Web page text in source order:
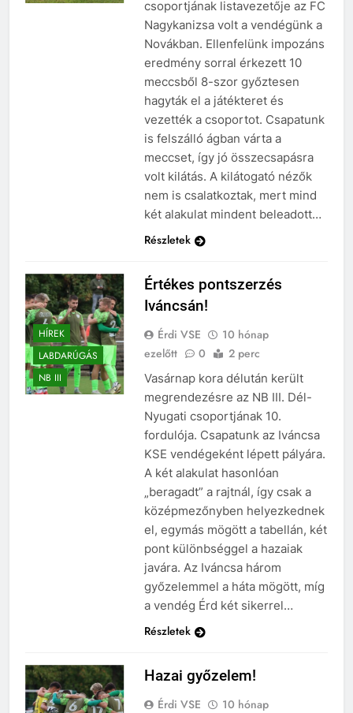
csoportjának listavezetője az FC
Nagykanizsa volt a vendégünk a
Novákban. Ellenfelünk impozáns
eredmény sorral érkezett 10
meccsből 8-szor győztesen
hagyták el a játékteret és
vezették a csoportot. Csapatunk
is felszálló ágban várta a
meccset, így jó összecsapásra
volt kilátás. A kilátogató nézők
nem is csalatkoztak, mert mind
két alakulat mindent beleadott…
Részletek
HÍREK
LABDARÚGÁS
NB III
Értékes pontszerzés
Iváncsán!
Érdi VSE
10 hónap
ezelőtt
0 2 perc
Vasárnap kora délután került
megrendezésre az NB III. Dél-
Nyugati csoportjának 10.
fordulója. Csapatunk az Iváncsa
KSE vendégeként lépett pályára.
A két alakulat hasonlóan
„beragadt” a rajtnál, így csak a
középmezőnyben helyezkednek
el, egymás mögött a tabellán, két
pont különbséggel a hazaiak
javára. Az Iváncsa három
győzelemmel a háta mögött, míg
a vendég Érd két sikerrel…
Részletek
Hazai győzelem!
Érdi VSE
10 hónap